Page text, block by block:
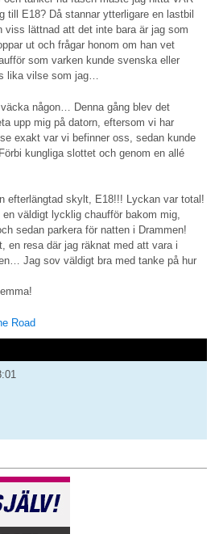
till E18? Då stannar ytterligare en lastbil
viss lättnad att det inte bara är jag som
ut och frågar honom om han vet
som varken kunde svenska eller
lika vilse som jag…
någon… Denna gång blev det
upp mig på datorn, eftersom vi har
exakt var vi befinner oss, sedan kunde
kungliga slottet och genom en allé
efterlängtad skylt, E18!!! Lyckan var total!
väldigt lycklig chaufför bakom mig,
sedan parkera för natten i Drammen!
en resa där jag räknat med att vara i
Jag sov väldigt bra med tanke på hur
Road